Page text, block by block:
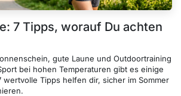
7 Tipps, worauf Du achten
gute Laune und Outdoortraining
bei hohen Temperaturen gibt es einige
wertvolle Tipps helfen dir, sicher im Sommer